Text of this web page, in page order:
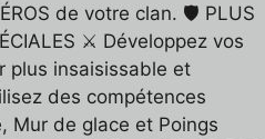
de votre clan. 🛡️ PLUS
⚔️ Développez vos
plus insaisissable et
des compétences
Mur de glace et Poings